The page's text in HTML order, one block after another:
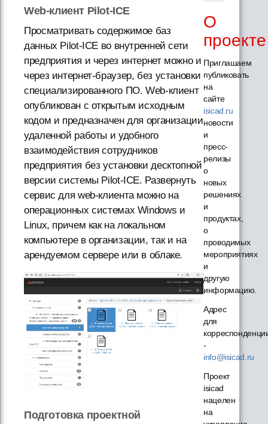
Web-клиент Pilot-ICE
Просматривать содержимое баз
данных Pilot-ICE во внутренней сети
предприятия и через интернет можно и
через интернет-браузер, без установки
специализированного ПО. Web-клиент
опубликован с открытым исходным
кодом и предназначен для организации
удаленной работы и удобного
взаимодействия сотрудников
предприятия без установки десктопной
версии системы Pilot-ICE. Развернуть
сервис для web-клиента можно на
операционных системах Windows и
Linux, причем как на локальном
компьютере в организации, так и на
арендуемом сервере или в облаке.
Подготовка проектной
О
проекте
Приглашаем
публиковать
на
сайте
isicad.ru
новости
и
пресс-
релизы
о
новых
решениях
и
продуктах,
о
проводимых
мероприятиях
и
другую
информацию.
Адрес
для
-
info@isicad.ru
Проект
isicad
нацелен
на